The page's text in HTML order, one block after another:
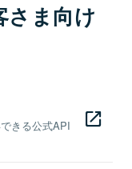
さま向け
きる公式API